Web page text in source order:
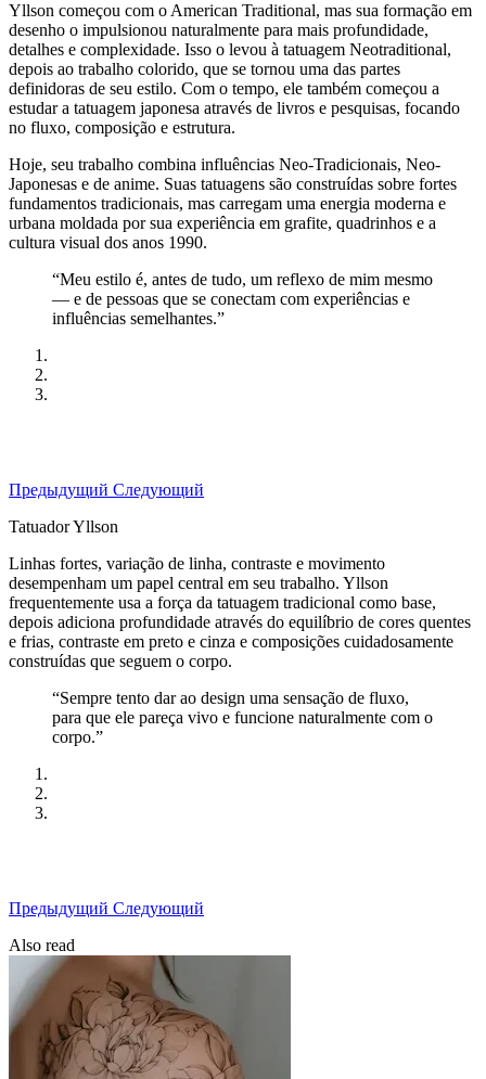
Yllson começou com o American Traditional, mas sua formação em
desenho o impulsionou naturalmente para mais profundidade,
detalhes e complexidade. Isso o levou à tatuagem Neotraditional,
depois ao trabalho colorido, que se tornou uma das partes
definidoras de seu estilo. Com o tempo, ele também começou a
estudar a tatuagem japonesa através de livros e pesquisas, focando
no fluxo, composição e estrutura.
Hoje, seu trabalho combina influências Neo-Tradicionais, Neo-
Japonesas e de anime. Suas tatuagens são construídas sobre fortes
fundamentos tradicionais, mas carregam uma energia moderna e
urbana moldada por sua experiência em grafite, quadrinhos e a
cultura visual dos anos 1990.
“Meu estilo é, antes de tudo, um reflexo de mim mesmo
— e de pessoas que se conectam com experiências e
influências semelhantes.”
Предыдущий Следующий
Tatuador Yllson
Linhas fortes, variação de linha, contraste e movimento
desempenham um papel central em seu trabalho. Yllson
frequentemente usa a força da tatuagem tradicional como base,
depois adiciona profundidade através do equilíbrio de cores quentes
e frias, contraste em preto e cinza e composições cuidadosamente
construídas que seguem o corpo.
“Sempre tento dar ao design uma sensação de fluxo,
para que ele pareça vivo e funcione naturalmente com o
corpo.”
Предыдущий Следующий
Also read